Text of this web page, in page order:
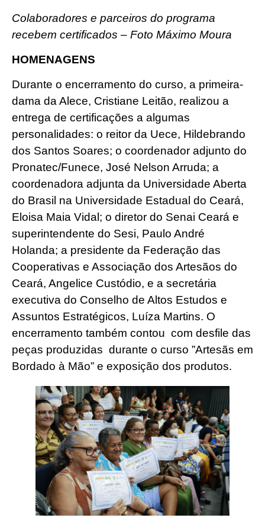
Colaboradores e parceiros do programa
recebem certificados – Foto Máximo Moura
HOMENAGENS
Durante o encerramento do curso, a primeira-
dama da Alece, Cristiane Leitão, realizou a
entrega de certificações a algumas
personalidades: o reitor da Uece, Hildebrando
dos Santos Soares; o coordenador adjunto do
Pronatec/Funece, José Nelson Arruda; a
coordenadora adjunta da Universidade Aberta
do Brasil na Universidade Estadual do Ceará,
Eloisa Maia Vidal; o diretor do Senai Ceará e
superintendente do Sesi, Paulo André
Holanda; a presidente da Federação das
Cooperativas e Associação dos Artesãos do
Ceará, Angelice Custódio, e a secretária
executiva do Conselho de Altos Estudos e
Assuntos Estratégicos, Luíza Martins. O
encerramento também contou com desfile das
peças produzidas durante o curso ”Artesãs em
Bordado à Mão” e exposição dos produtos.